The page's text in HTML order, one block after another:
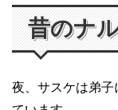
昔のナ
夜、サスケは弟子